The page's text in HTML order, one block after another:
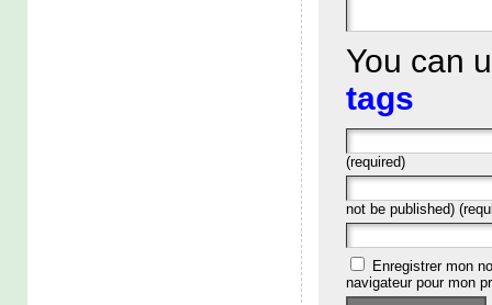
You can
tags
(required)
not be published)
Enregistrer mon
navigateur pour mon